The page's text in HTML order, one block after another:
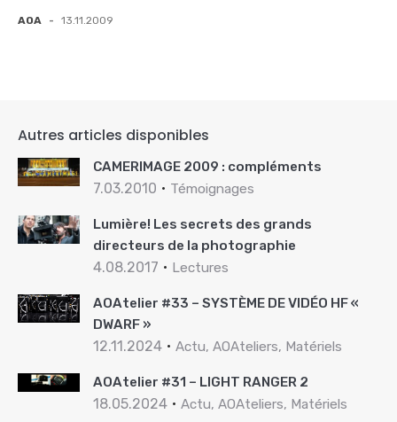
AOA - 13.11.2009
Autres articles disponibles
CAMERIMAGE 2009 : compléments
7.03.2010 Témoignages
Lumière! Les secrets des grands
directeurs de la photographie
4.08.2017 Lectures
AOAtelier #33 – SYSTÈME DE VIDÉO HF «
DWARF »
12.11.2024 Actu, AOAteliers, Matériels
AOAtelier #31 – LIGHT RANGER 2
18.05.2024 Actu, AOAteliers, Matériels